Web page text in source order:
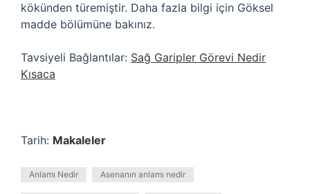
kökünden türemiştir. Daha fazla bilgi için Göksel
madde bölümüne bakınız.
Tavsiyeli Bağlantılar: Sağ Garipler Görevi Nedir
Kısaca
Tarih: Makaleler
Anlamı Nedir Asenanın anlamı nedir